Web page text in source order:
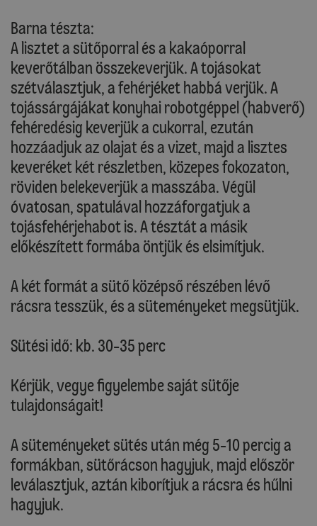
Barna tészta:
A lisztet a sütőporral és a kakaóporral
keverőtálban összekeverjük. A tojásokat
szétválasztjuk, a fehérjéket habbá verjük. A
tojássárgájákat konyhai robotgéppel (habverő)
fehéredésig keverjük a cukorral, ezután
hozzáadjuk az olajat és a vizet, majd a lisztes
keveréket két részletben, közepes fokozaton,
röviden belekeverjük a masszába. Végül
óvatosan, spatulával hozzáforgatjuk a
tojásfehérjehabot is. A tésztát a másik
előkészített formába öntjük és elsimítjuk.
A két formát a sütő középső részében lévő
rácsra tesszük, és a süteményeket megsütjük.
Sütési idő: kb. 30-35 perc
Kérjük, vegye figyelembe saját sütője
tulajdonságait!
A süteményeket sütés után még 5-10 percig a
formákban, sütőrácson hagyjuk, majd először
leválasztjuk, aztán kiborítjuk a rácsra és hűlni
hagyjuk.